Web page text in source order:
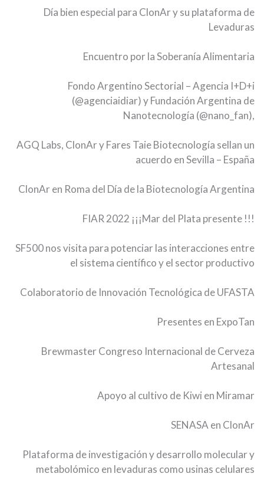
Día bien especial para ClonAr y su plataforma de
Levaduras
Encuentro por la Soberanía Alimentaria
Fondo Argentino Sectorial – Agencia I+D+i
(@agenciaidiar) y Fundación Argentina de
Nanotecnología (@nano_fan),
AGQ Labs, ClonAr y Fares Taie Biotecnología sellan un
acuerdo en Sevilla – España
ClonAr en Roma del Día de la Biotecnología Argentina
FIAR 2022 ¡¡¡Mar del Plata presente !!!
SF500 nos visita para potenciar las interacciones entre
el sistema científico y el sector productivo
Colaboratorio de Innovación Tecnológica de UFASTA
Presentes en ExpoTan
Brewmaster Congreso Internacional de Cerveza
Artesanal
Apoyo al cultivo de Kiwi en Miramar
SENASA en ClonAr
Plataforma de investigación y desarrollo molecular y
metabolómico en levaduras como usinas celulares